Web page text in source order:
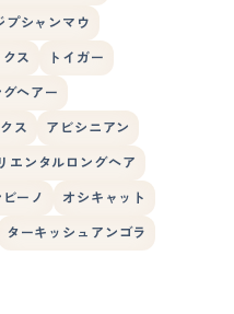
プシャンマウ
ス トイガー
ヘアー
ス アビシニアン
エンタルロングヘア
ーノ オシキャット
ターキッシュアンゴラ